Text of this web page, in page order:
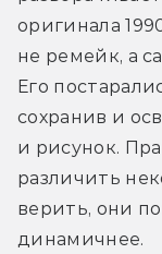
оригинала
не ремейк, а
Его
сохранив и
и рисунок.
различить
верить, они
динамичнее.